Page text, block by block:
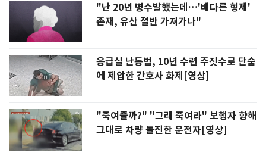
"난 20년 병수발했는데…'배다른 형제'
존재, 유산 절반 가져가나"
응급실 난동범, 10년 수련 주짓수로 단숨
에 제압한 간호사 화제[영상]
"죽여줄까?" "그래 죽여라" 보행자 향해
그대로 차량 돌진한 운전자[영상]